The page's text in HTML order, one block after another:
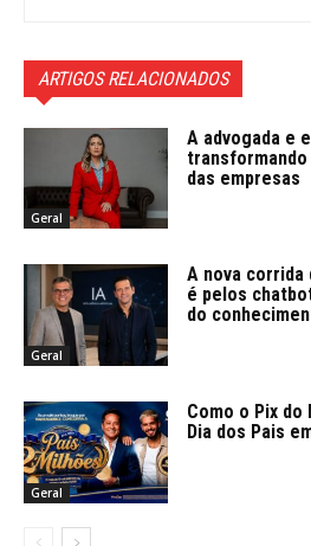
ARTIGOS RELACIONADOS
Geral
A advogada e
das empresas
Geral
A nova corrida
é pelos
do
Geral
Como o Pix
Dia dos Pais